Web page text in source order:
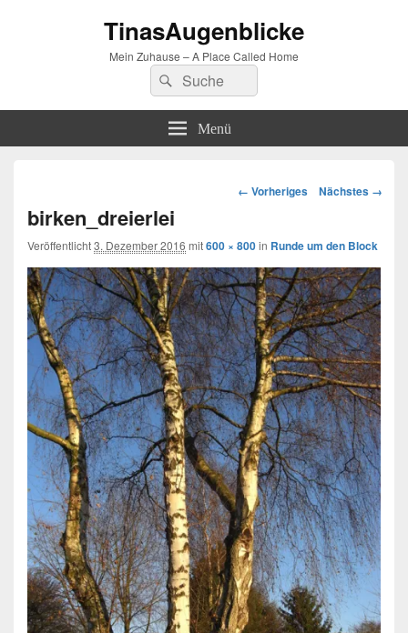
TinasAugenblicke
Mein Zuhause – A Place Called Home
Suchen
nach:
Suchen
Menü
Bilder-
← Vorheriges Nächstes →
birken_dreierlei
Veröffentlicht3. Dezember 2016 mit600 × 800in Runde um den Block